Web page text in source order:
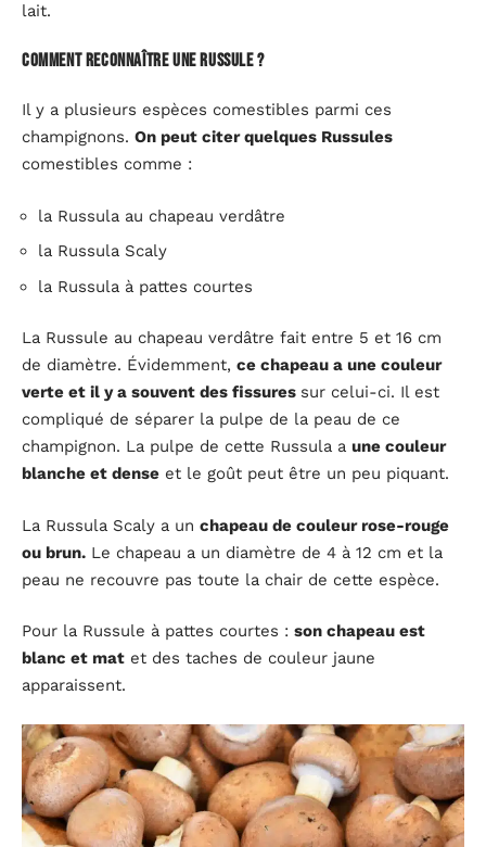
lait.
Comment reconnaître une Russule ?
Il y a plusieurs espèces comestibles parmi ces
champignons. On peut citer quelques Russules
comestibles comme :
la Russula au chapeau verdâtre
la Russula Scaly
la Russula à pattes courtes
La Russule au chapeau verdâtre fait entre 5 et 16 cm
de diamètre. Évidemment, ce chapeau a une couleur
verte et il y a souvent des fissures sur celui-ci. Il est
compliqué de séparer la pulpe de la peau de ce
champignon. La pulpe de cette Russula a une couleur
blanche et dense et le goût peut être un peu piquant.
La Russula Scaly a un chapeau de couleur rose-rouge
ou brun. Le chapeau a un diamètre de 4 à 12 cm et la
peau ne recouvre pas toute la chair de cette espèce.
Pour la Russule à pattes courtes : son chapeau est
blanc et mat et des taches de couleur jaune
apparaissent.